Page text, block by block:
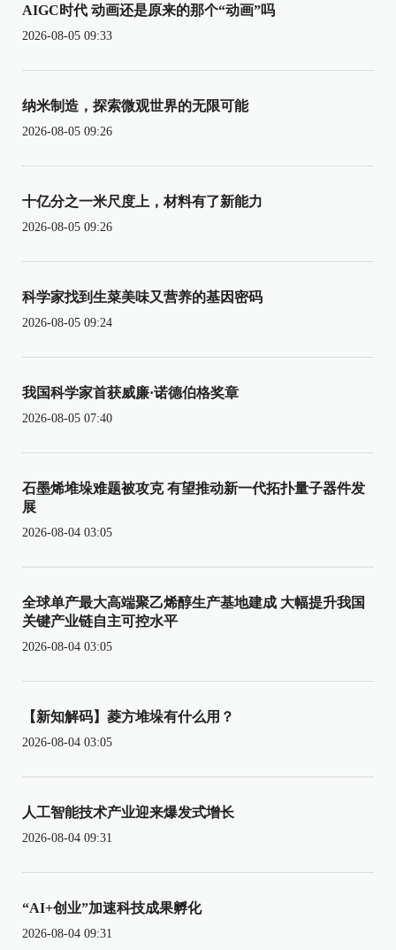
AIGC时代 动画还是原来的那个“动画”吗
2026-08-05 09:33
纳米制造，探索微观世界的无限可能
2026-08-05 09:26
十亿分之一米尺度上，材料有了新能力
2026-08-05 09:26
科学家找到生菜美味又营养的基因密码
2026-08-05 09:24
我国科学家首获威廉·诺德伯格奖章
2026-08-05 07:40
石墨烯堆垛难题被攻克 有望推动新一代拓扑量子器件发
展
2026-08-04 03:05
全球单产最大高端聚乙烯醇生产基地建成 大幅提升我国
关键产业链自主可控水平
2026-08-04 03:05
【新知解码】菱方堆垛有什么用？
2026-08-04 03:05
人工智能技术产业迎来爆发式增长
2026-08-04 09:31
“AI+创业”加速科技成果孵化
2026-08-04 09:31